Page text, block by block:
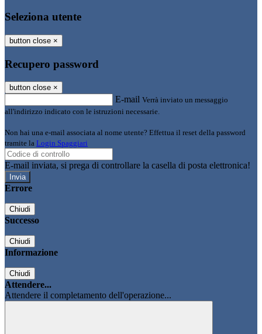
Seleziona utente
button close ×
Recupero password
button close ×
E-mail Verrà inviato un messaggio
all'indirizzo indicato con le istruzioni necessarie.
Non hai una e-mail associata al nome utente? Effettua il reset della password
tramite la Login Spaggiari
E-mail inviata, si prega di controllare la casella di posta elettronica!
Errore
Chiudi
Successo
Chiudi
Informazione
Chiudi
Attendere...
Attendere il completamento dell'operazione...